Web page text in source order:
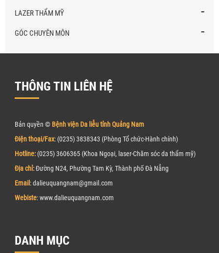
LAZER THẨM MỸ -
GÓC CHUYÊN MÔN -
THÔNG TIN LIÊN HỆ
Bản quyền © Bệnh viện Da liễu tỉnh Quảng Nam
Điện thoại/Fax: (0235) 3838343 (Phòng Tổ chức-Hành chính)
Hotline: (0235) 3606365 (Khoa Ngoại, laser-Chăm sóc da thẩm mỹ)
Địa chỉ:Đường N24, Phường Tam Kỳ, Thành phố Đà Nẵng
Email : dalieuquangnam@gmail.com
Webiste: www.dalieuquangnam.com
DANH MỤC